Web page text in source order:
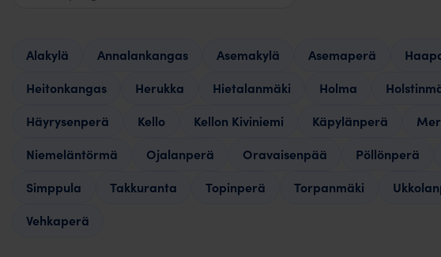
Alakylä Annalankangas Asemakylä Asemaperä
Heitonkangas
Herukka Hietalanmäki Holma
Häyrysenperä
Kello Kellon Kiviniemi Käpylänperä
Niemeläntörmä
Ojalanperä Oravaisenpää Pöllönperä
Simppula
Takkuranta Topinperä Torpanmäki
Vehkaperä